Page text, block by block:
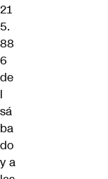
21
5.
88
6
de
l
sá
ba
do
y a